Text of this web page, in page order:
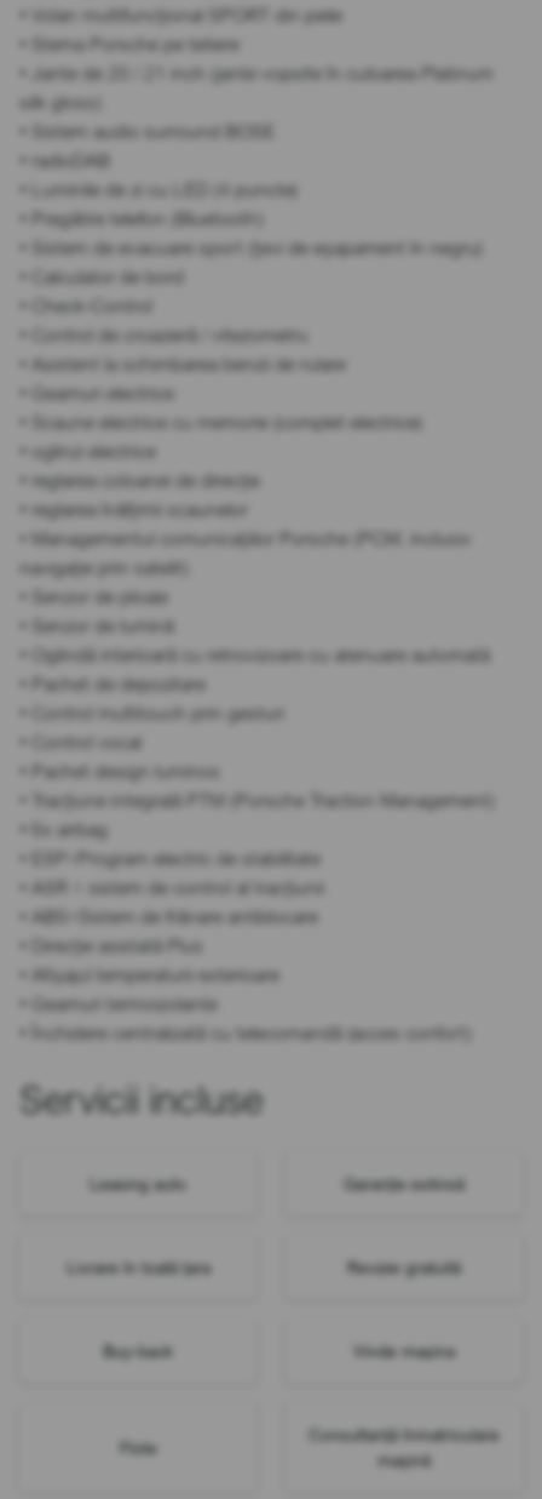
• Volan multifuncțional SPORT din piele
• Stema Porsche pe tetiere
• Jante de 20 / 21 inch (jante vopsite în culoarea Platinum
silk gloss)
• Sistem audio surround BOSE
• radioDAB
• Luminile de zi cu LED (4 puncte)
• Pregătire telefon (Bluetooth)
• Sistem de evacuare sport (țevi de eșapament în negru)
• Calculator de bord
• Check-Control
• Control de croazieră / vitezometru
• Asistent la schimbarea benzii de rulare
• Geamuri electrice
• Scaune electrice cu memorie (complet electrice)
• oglinzi electrice
• reglarea coloanei de direcție
• reglarea înălțimii scaunelor
• Managementul comunicațiilor Porsche (PCM, inclusiv
navigație prin satelit)
• Senzor de ploaie
• Senzor de lumină
• Oglindă interioară cu retrovizoare cu atenuare automată
• Pachet de depozitare
• Control multitouch prin gesturi
• Control vocal
• Pachet design luminos
• Tracțiune integrală PTM (Porsche Traction Management)
• 6x airbag
• ESP=Program electric de stabilitate
• ASR = sistem de control al tracțiunii
• ABS=Sistem de frânare antiblocare
• Direcție asistată Plus
• Afișajul temperaturii exterioare
• Geamuri termoizolante
• Închidere centralizată cu telecomandă (acces confort)
Servicii incluse
Leasing auto Garanție extinsă
Livrare în toată țara Revizie gratuită
Buy-back Vinde mașina
Flote
Consultanță înmatriculare
mașină